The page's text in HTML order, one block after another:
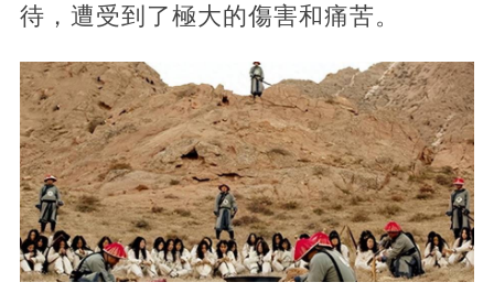
待，遭受到了極大的傷害和痛苦。